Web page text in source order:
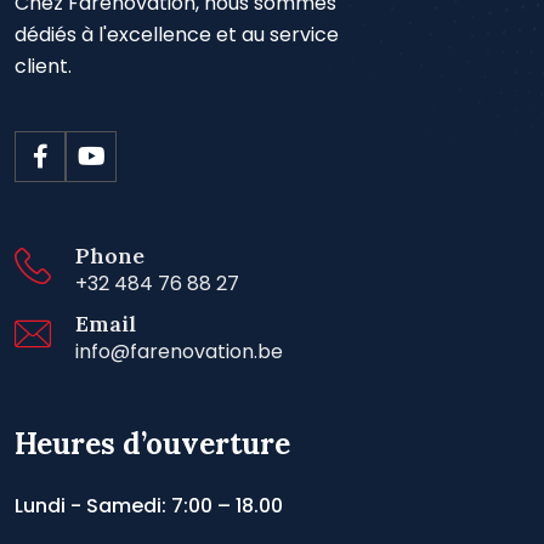
dédiés à l'excellence et au service
client.
Phone
+32 484 76 88 27
Email
info@farenovation.be
Heures d’ouverture
Lundi - Samedi: 7:00 – 18.00